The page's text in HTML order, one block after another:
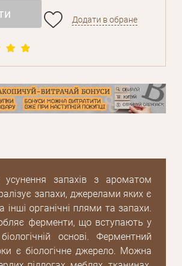
Додати в обране
запахів з ароматом
запахи, джерелами яких є
органічні плями та запахи.
ферменти, що вступають у
основі. Ферментний
є біологічне джерело. Можна